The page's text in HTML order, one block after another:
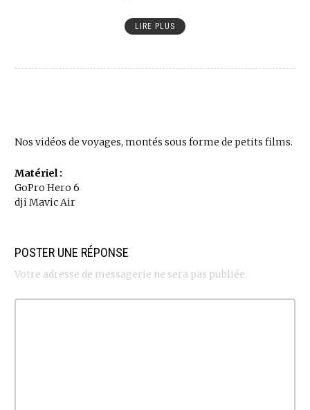
LIRE PLUS
Nos vidéos de voyages, montés sous forme de petits films.
Matériel :
GoPro Hero 6
dji Mavic Air
POSTER UNE RÉPONSE
Votre adresse de messagerie ne sera pas publiée.